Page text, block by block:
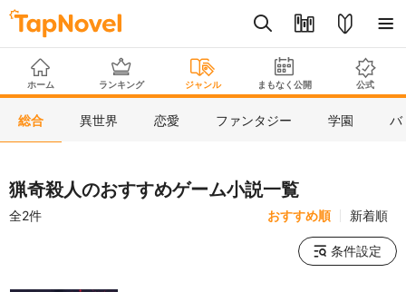
ホーム ランキング ジャンル まもなく公開 公式
総合 異世界 恋愛 ファンタジー 学園 バ
猟奇殺人のおすすめゲーム小説一覧
全2件 おすすめ順 新着順
条件設定